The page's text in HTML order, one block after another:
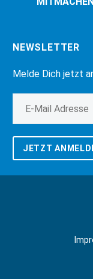
NEWSLETTER
Melde Dich jetzt
JETZT